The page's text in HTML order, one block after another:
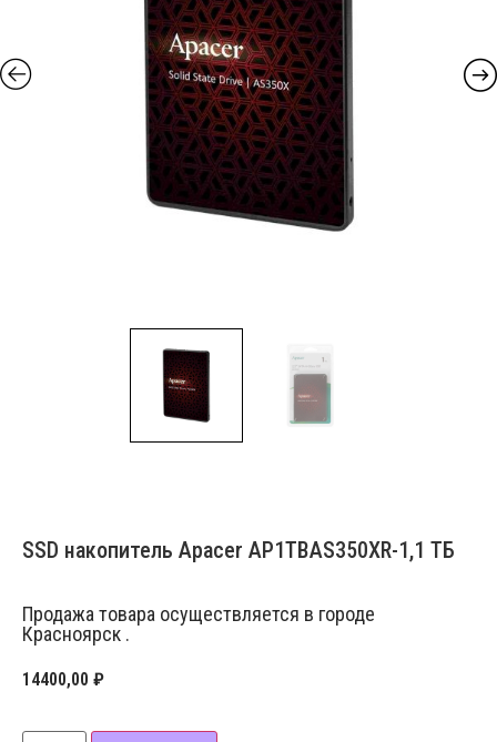
SSD накопитель Apacer AP1TBAS350XR-1,1 ТБ
Продажа товара осуществляется в городе
Красноярск .
14400,00 ₽